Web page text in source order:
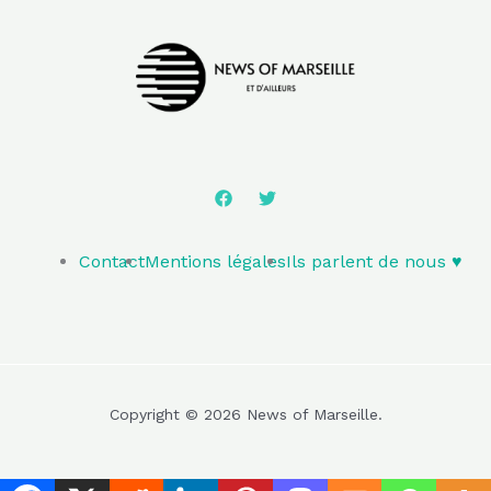
ContactMentions légalesIls parlent de nous ♥️
Copyright © 2026 News of Marseille.